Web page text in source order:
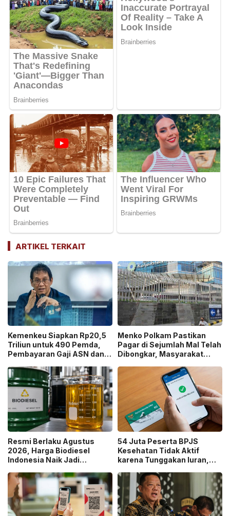
ARTIKEL TERKAIT
Kemenkeu Siapkan Rp20,5
Triliun untuk 490 Pemda,
Pembayaran Gaji ASN dan
Berjalan!
Menko Polkam Pastikan
Pagar di Sejumlah Mal Telah
Dibongkar, Masyarakat
Resmi Berlaku Agustus
2026, Harga Biodiesel
Indonesia Naik Jadi
54 Juta Peserta BPJS
Kesehatan Tidak Aktif
karena Tunggakan Iuran,
Triliun per Bulan!